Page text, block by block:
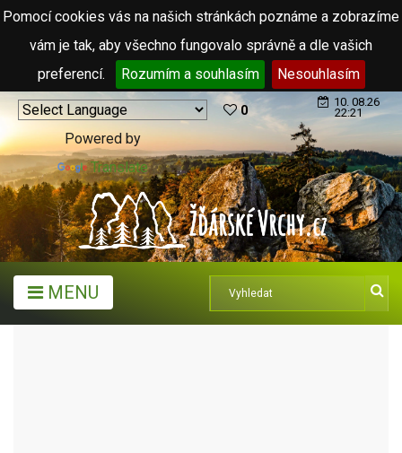
Pomocí cookies vás na našich stránkách poznáme a zobrazíme
vám je tak, aby všechno fungovalo správně a dle vašich
preferencí.
Rozumím a souhlasím Nesouhlasím
Powered by
Translate
0
10. 08.26
22:21
MENU